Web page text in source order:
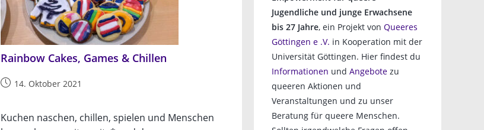
Rainbow Cakes, Games & Chillen
Beitrag14. Oktober 2021
Kuchen naschen, chillen, spielen und Menschen
Jugendliche und junge Erwachsene
bis 27 Jahre, ein Projekt von Queeres
Göttingen e .V. in Kooperation mit der
Universität Göttingen. Hier findest du
Informationen und Angebote zu
queeren Aktionen und
Veranstaltungen und zu unser
Beratung für queere Menschen.